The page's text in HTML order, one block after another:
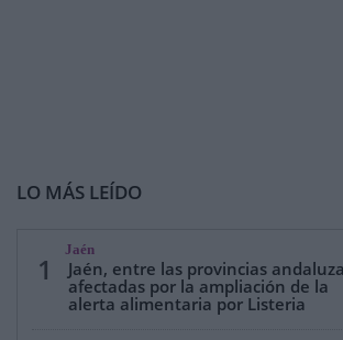
LO MÁS LEÍDO
1
Jaén
Jaén, entre las provincias
afectadas por la ampliación de la
alerta alimentaria por Listeria